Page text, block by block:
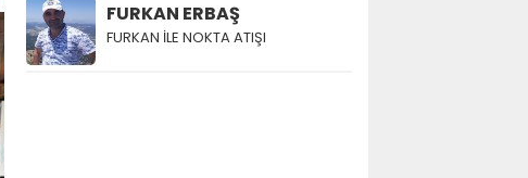
FURKAN ERBAŞ
FURKAN İLE NOKTA ATIŞI